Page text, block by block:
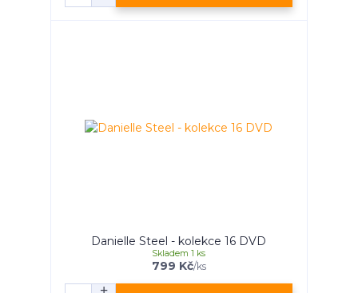
Danielle Steel - kolekce 16 DVD
799 Kč/ks
Skladem 1 ks